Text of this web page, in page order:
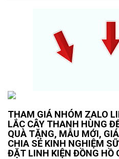
THAM GIÁ NHÓM ZALO
LẮC CÂY THANH HÙNG
QUÀ TẶNG, MẪU MỚI,
CHIA SẺ KINH NGHIỆM
ĐẶT LINH KIỆN ĐỒNG HỒ